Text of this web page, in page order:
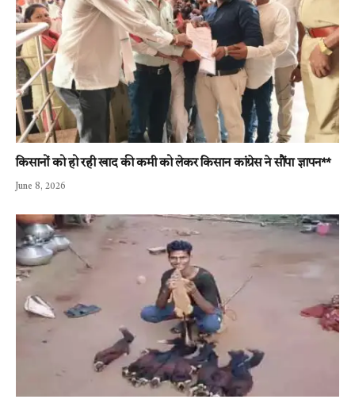
किसानों को हो रही खाद की कमी को लेकर किसान कांग्रेस ने सौंपा ज्ञापन**
June 8, 2026